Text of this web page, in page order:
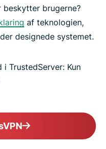
beskytter brugerne?
af teknologien,
designede systemet.
TrustedServer: Kun